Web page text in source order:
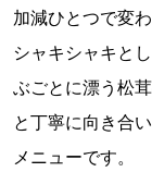
加減ひとつで変
シャキシャキと
ぶごとに漂う松
と丁寧に向き合
メニューです。